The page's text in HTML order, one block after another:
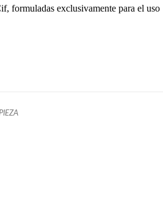
formuladas exclusivamente para el uso